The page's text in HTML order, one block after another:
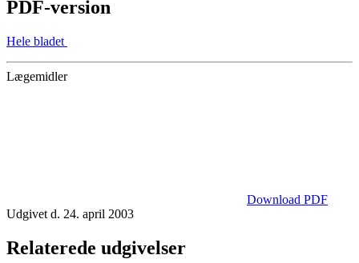
PDF-version
Hele bladet
Lægemidler
Download PDF
Udgivet d. 24. april 2003
Relaterede udgivelser